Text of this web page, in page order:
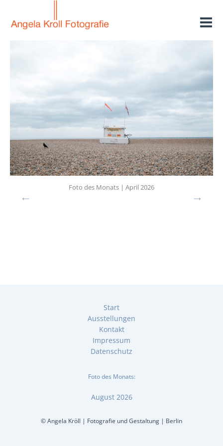
springen
Foto des Monats | April 2026
Start
Ausstellungen
Kontakt
Impressum
Datenschutz
Foto des Monats:
August 2026
© Angela Kröll | Fotografie und Gestaltung | Berlin